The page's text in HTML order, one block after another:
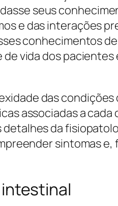
seus
e das interações
conhecimentos
vida dos
das
associadas a
da
sintomas